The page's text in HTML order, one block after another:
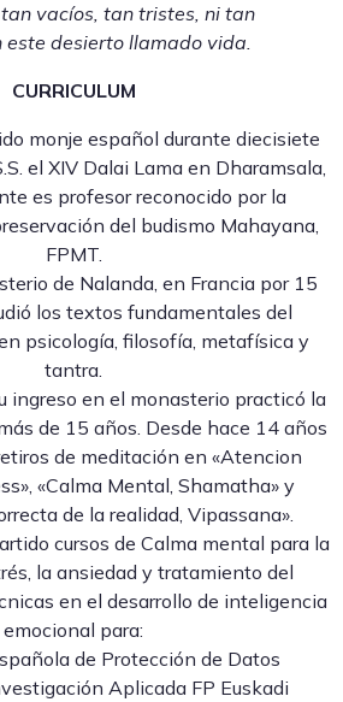
vacíos, tan tristes, ni tan
este desierto llamado vida.
CURRICULUM
monje español durante diecisiete
el XIV Dalai Lama en Dharamsala,
es profesor reconocido por la
del budismo Mahayana,
FPMT.
de Nalanda, en Francia por 15
los textos fundamentales del
psicología, filosofía, metafísica y
tantra.
ingreso en el monasterio practicó la
de 15 años. Desde hace 14 años
de meditación en «Atencion
«Calma Mental, Shamatha» y
de la realidad, Vipassana».
cursos de Calma mental para la
la ansiedad y tratamiento del
en el desarrollo de inteligencia
emocional para:
de Protección de Datos
Aplicada FP Euskadi